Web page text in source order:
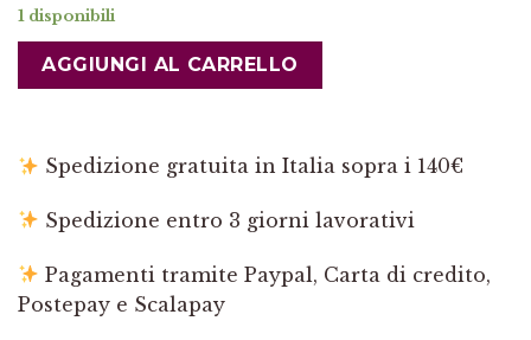
1 disponibili
AGGIUNGI AL CARRELLO
Spedizione gratuita in Italia sopra i 140€
Spedizione entro 3 giorni lavorativi
Pagamenti tramite Paypal, Carta di credito,
Postepay e Scalapay